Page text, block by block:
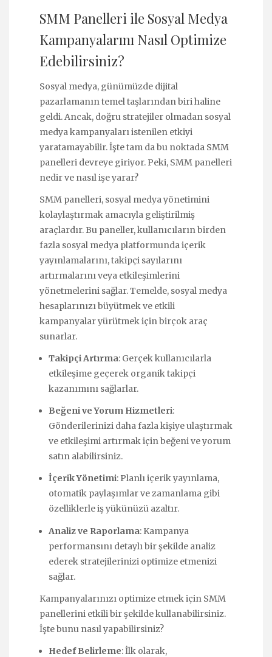
SMM Panelleri ile Sosyal Medya
Kampanyalarını Nasıl Optimize
Edebilirsiniz?
Sosyal medya, günümüzde dijital
pazarlamanın temel taşlarından biri haline
geldi. Ancak, doğru stratejiler olmadan sosyal
medya kampanyaları istenilen etkiyi
yaratamayabilir. İşte tam da bu noktada SMM
panelleri devreye giriyor. Peki, SMM panelleri
nedir ve nasıl işe yarar?
SMM panelleri, sosyal medya yönetimini
kolaylaştırmak amacıyla geliştirilmiş
araçlardır. Bu paneller, kullanıcıların birden
fazla sosyal medya platformunda içerik
yayınlamalarını, takipçi sayılarını
artırmalarını veya etkileşimlerini
yönetmelerini sağlar. Temelde, sosyal medya
hesaplarınızı büyütmek ve etkili
kampanyalar yürütmek için birçok araç
sunarlar.
Takipçi Artırma: Gerçek kullanıcılarla
etkileşime geçerek organik takipçi
kazanımını sağlarlar.
Beğeni ve Yorum Hizmetleri:
Gönderilerinizi daha fazla kişiye ulaştırmak
ve etkileşimi artırmak için beğeni ve yorum
satın alabilirsiniz.
İçerik Yönetimi: Planlı içerik yayınlama,
otomatik paylaşımlar ve zamanlama gibi
özelliklerle iş yükünüzü azaltır.
Analiz ve Raporlama: Kampanya
performansını detaylı bir şekilde analiz
ederek stratejilerinizi optimize etmenizi
sağlar.
Kampanyalarınızı optimize etmek için SMM
panellerini etkili bir şekilde kullanabilirsiniz.
İşte bunu nasıl yapabilirsiniz?
Hedef Belirleme: İlk olarak,